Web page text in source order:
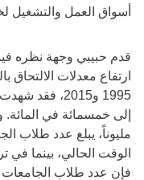
أسواق العمل والتشغيل
قدم حبيبي وجهة نظره
ارتفاع معدلات الالتحاق
1995 و2015،
إلى خمسمائة في
مليوناً، يبلغ عدد طلاب
الوقت الحالي، بينما في
فإن عدد طلاب